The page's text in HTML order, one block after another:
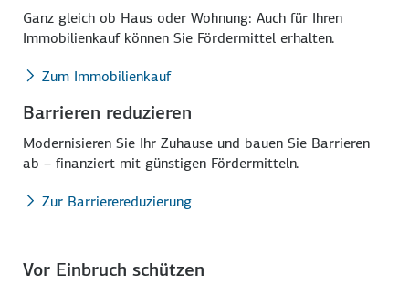
Ganz gleich ob Haus oder Wohnung: Auch für Ihren
Immobilienkauf können Sie Förder­mittel erhalten.
Zum Immobilienkauf
Barrieren reduzieren
Modernisieren Sie Ihr Zuhause und bauen Sie Barrieren
ab – finanziert mit günstigen Förder­mitteln.
Zur Barrierereduzierung
Vor Einbruch schützen